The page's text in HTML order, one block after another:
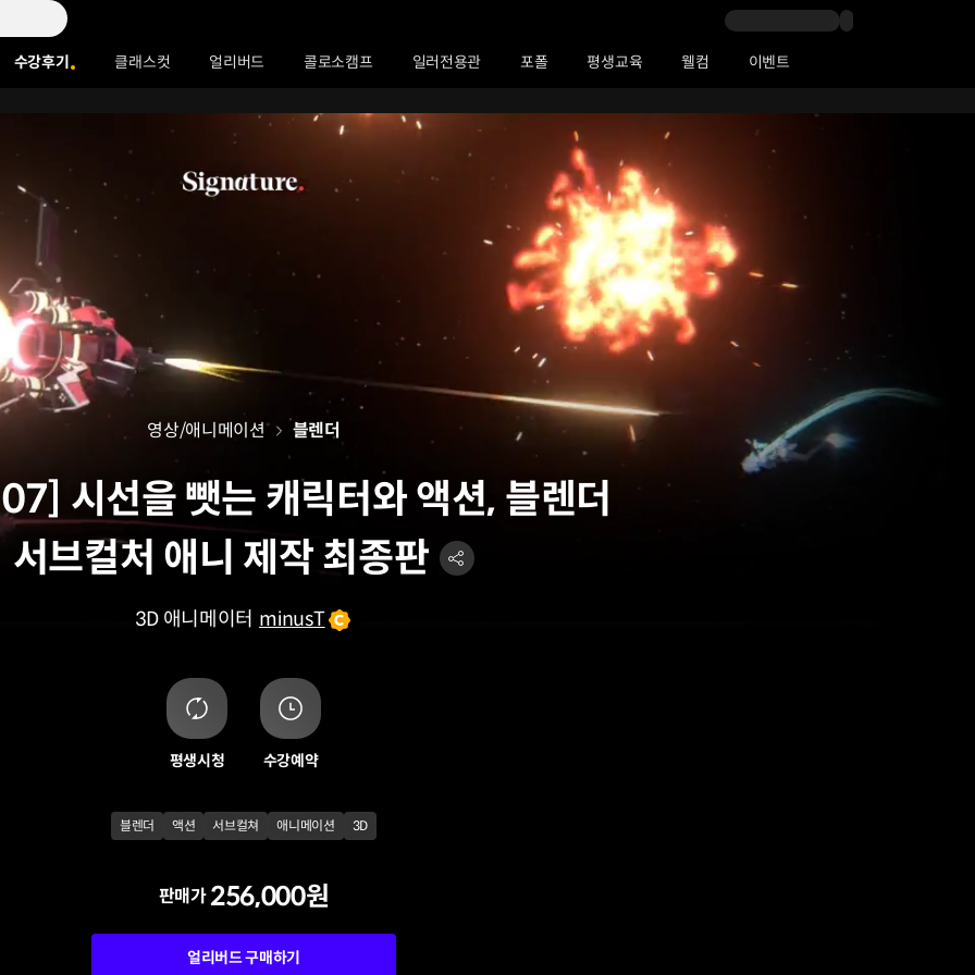
수강후기 클래스컷 얼리버드 콜로소캠프 일러전용관 포폴 평생교육 웰컴 이벤트
시선을 뺏는 캐릭터와 액션, 블렌더
서브컬처 애니 제작 최종판
3D 애니메이터 minusT
영상/애니메이션 블렌더
평생시청 수강예약
블렌더 액션 서브컬쳐 애니메이션 3D
판매가256,000원
얼리버드 구매하기